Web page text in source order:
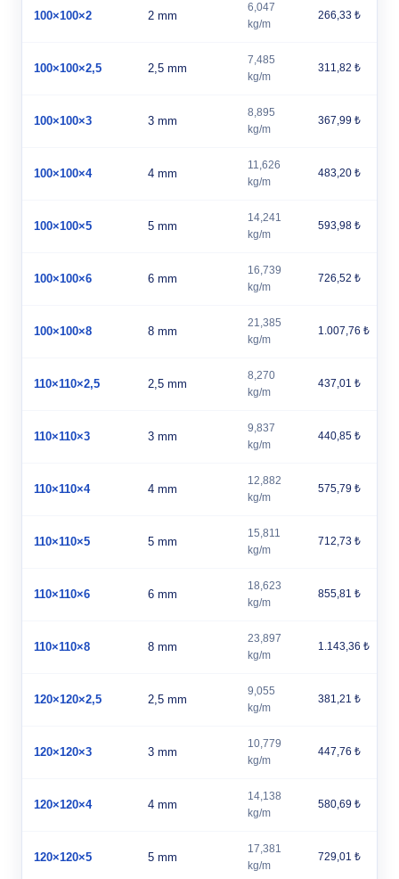
100×100×2 2 mm
6,047
kg/m
266,33 ₺
100×100×2,5 2,5 mm
7,485
kg/m
311,82 ₺
100×100×3 3 mm
8,895
kg/m
367,99 ₺
100×100×4 4 mm
11,626
kg/m
483,20 ₺
100×100×5 5 mm
14,241
kg/m
593,98 ₺
100×100×6 6 mm
16,739
kg/m
726,52 ₺
100×100×8 8 mm
21,385
kg/m
1.007,76 ₺
110×110×2,5 2,5 mm
8,270
kg/m
437,01 ₺
110×110×3 3 mm
9,837
kg/m
440,85 ₺
110×110×4 4 mm
12,882
kg/m
575,79 ₺
110×110×5 5 mm
15,811
kg/m
712,73 ₺
110×110×6 6 mm
18,623
kg/m
855,81 ₺
110×110×8 8 mm
23,897
kg/m
1.143,36 ₺
120×120×2,5 2,5 mm
9,055
kg/m
381,21 ₺
120×120×3 3 mm
10,779
kg/m
447,76 ₺
120×120×4 4 mm
14,138
kg/m
580,69 ₺
120×120×5 5 mm
17,381
kg/m
729,01 ₺